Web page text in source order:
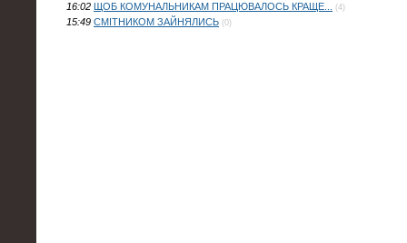
16:02 ЩОБ КОМУНАЛЬНИКАМ ПРАЦЮВАЛОСЬ КРАЩЕ... (4)
15:49 СМІТНИКОМ ЗАЙНЯЛИСЬ (0)